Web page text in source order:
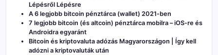
Lépésről Lépésre
A 6 legjobb bitcoin pénztárca (wallet) 2021-ben
7 legjobb bitcoin (és altcoin) pénztárca mobilra – iOS-re és
Androidra egyaránt
Bitcoin és kriptovaluta adózás Magyarországon | Így kell
adózni a kriptovaluták után